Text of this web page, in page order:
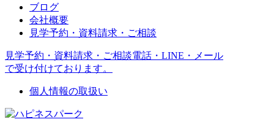
ブログ
会社概要
見学予約・資料請求・ご相談
見学予約・資料請求・ご相談電話・LINE・メール
で受け付けております。
個人情報の取扱い